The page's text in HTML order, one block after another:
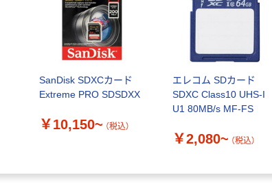
SanDisk SDXCカード
Extreme PRO SDSDXX
￥10,150~ （税込）
エレコム SDカード
SDXC Class10 UHS-I
U1 80MB/s MF-FS
￥2,080~ （税込）